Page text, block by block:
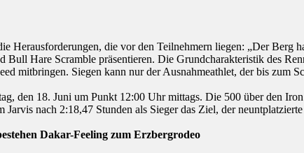
Herausforderungen, die vor den Teilnehmern liegen: „Der Berg
Bull Hare Scramble präsentieren. Die Grundcharakteristik des
mitbringen. Siegen kann nur der Ausnahmeathlet, der bis zum
den 18. Juni um Punkt 12:00 Uhr mittags. Die 500 über den
Jarvis nach 2:18,47 Stunden als Sieger das Ziel, der
Dakar-Feeling zum Erzbergrodeo